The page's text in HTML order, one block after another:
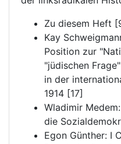
Zu diesem Heft
Kay
Position zur
"jüdischen
in der
1914 [17]
Wladimir
die
Egon Günther: I